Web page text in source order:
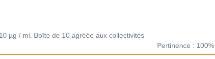
µg / ml. Boîte de 10 agréée aux collectivités
Pertinence : 100%